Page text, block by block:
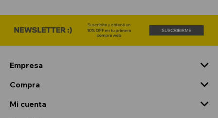
Empresa
Compra
Mi cuenta